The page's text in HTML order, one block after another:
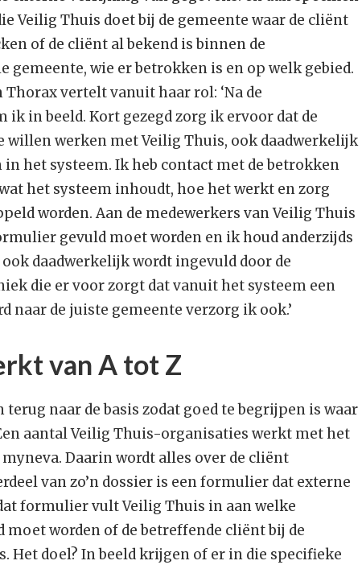
Veilig Thuis doet bij de gemeente waar de cliënt
of de cliënt al bekend is binnen de
gemeente, wie er betrokken is en op welk gebied.
Thorax vertelt vanuit haar rol: ‘Na de
in beeld. Kort gezegd zorg ik ervoor dat de
willen werken met Veilig Thuis, ook daadwerkelijk
het systeem. Ik heb contact met de betrokken
het systeem inhoudt, hoe het werkt en zorg
worden. Aan de medewerkers van Veilig Thuis
gevuld moet worden en ik houd anderzijds
daadwerkelijk wordt ingevuld door de
die er voor zorgt dat vanuit het systeem een
naar de juiste gemeente verzorg ik ook.’
van A tot Z
terug naar de basis zodat goed te begrijpen is waar
aantal Veilig Thuis-organisaties werkt met het
Daarin wordt alles over de cliënt
van zo’n dossier is een formulier dat externe
formulier vult Veilig Thuis in aan welke
moet worden of de betreffende cliënt bij de
Het doel? In beeld krijgen of er in die specifieke